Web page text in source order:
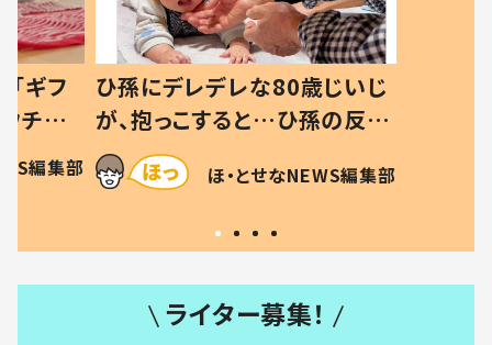
ギフ
チ給
は #令
編集部
ひ孫にデレデレな80歳じいじ
が、抱っこすると…ひ孫の反応
に「涙が出ました」「可愛くて仕
方ない」
ほ・とせなNEWS編集部
ライター募集！